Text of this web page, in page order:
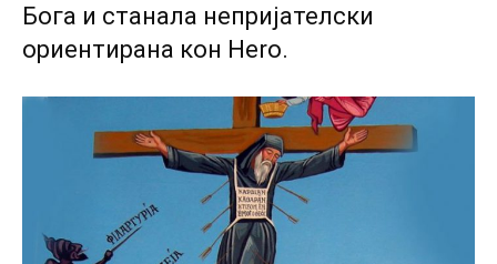
Бога и станала непријателски
ориентирана кон Hero.